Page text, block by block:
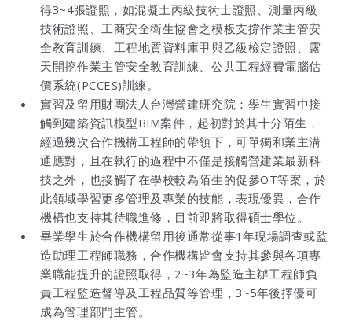
得3~4張證照，如混凝土丙級技術士證照、測量丙級
技術證照、工商安全衛生協會之模板支撐作業主管安
全教育訓練、工程地質資料庫甲與乙級檢定證照、露
天開挖作業主管安全教育訓練、公共工程經費電腦估
價系統(PCCES)訓練。
實習及留用財團法人台灣營建研究院：學生實習中接
觸到建築資訊模型BIM案件，起初對於其十分陌生，
經過幾次合作機構工程師的帶領下，可單獨和業主溝
通應對，且在執行的過程中不僅是接觸營建業最新科
技之外，也接觸了在學校較為陌生的促參OT等案，於
此領域學習更多管理及專業的技能，表現優異，合作
機構也支持其待職進修，目前即將取得碩士學位。
畢業學生於合作機構留用後通常從事1年現場調查或監
造助理工程師職務，合作機構皆會支持其參與各項專
業職能提升的證照取得，2~3年為監造主辦工程師負
責工程監造督導及工程品質等管理，3~5年後擇優可
成為管理部門主管。